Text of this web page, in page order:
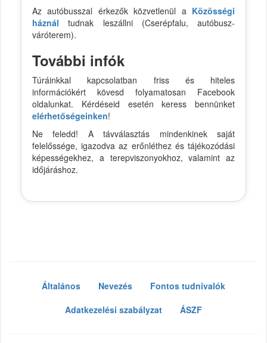
Az autóbusszal érkezők közvetlenül a Közösségi
háznál tudnak leszállni (Cserépfalu, autóbusz-
váróterem).
További infók
Túráinkkal kapcsolatban friss és hiteles
információkért kövesd folyamatosan Facebook
oldalunkat. Kérdéseid esetén keress bennünket
elérhetőségeinken!
Ne feledd! A távválasztás mindenkinek saját
felelőssége, igazodva az erőnléthez és tájékozódási
képességekhez, a terepviszonyokhoz, valamint az
időjáráshoz.
Általános Nevezés
Fontos tudnivalók
Adatkezelési szabályzat
ÁSZF